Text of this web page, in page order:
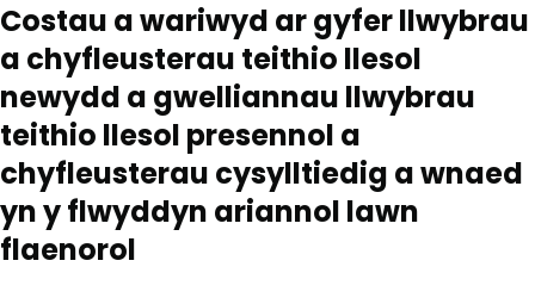
Costau a wariwyd ar gyfer llwybrau
a chyfleusterau teithio llesol
newydd a gwelliannau llwybrau
teithio llesol presennol a
chyfleusterau cysylltiedig a wnaed
yn y flwyddyn ariannol lawn
flaenorol